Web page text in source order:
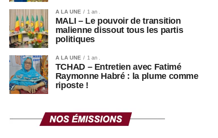
A LA UNE 1 an .
MALI – Le pouvoir de transition
malienne dissout tous les partis
politiques
A LA UNE 1 an .
TCHAD – Entretien avec Fatimé
Raymonne Habré : la plume comme
riposte !